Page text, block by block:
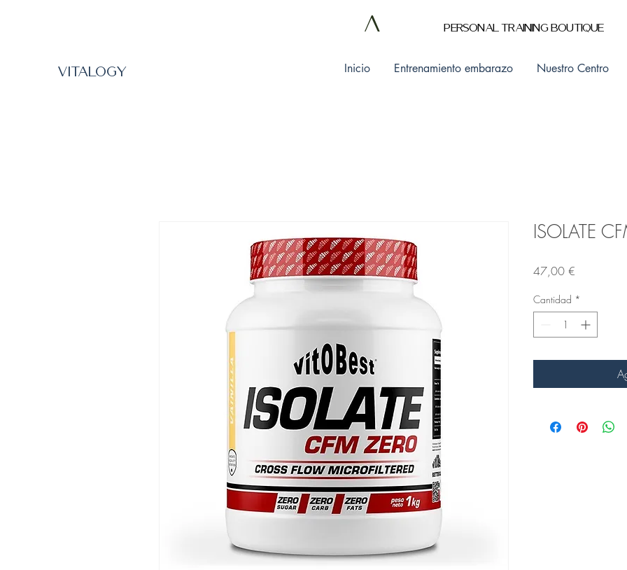
A PERSONAL TRAINING BOUTIQUE
VITALOGY Inicio Entrenamiento embarazo Nuestro Centro
ISOLATE
47,00 €
Cantidad *